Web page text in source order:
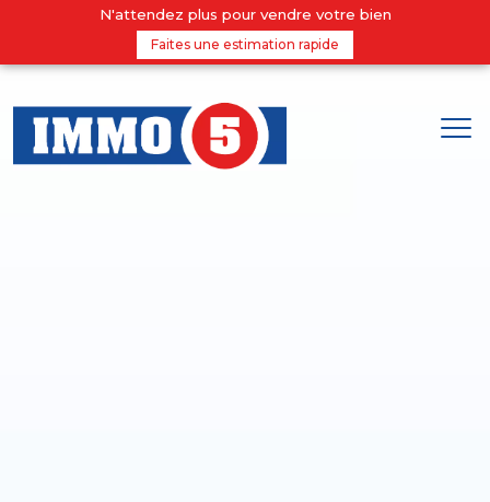
N'attendez plus pour vendre votre bien
Faites une estimation rapide